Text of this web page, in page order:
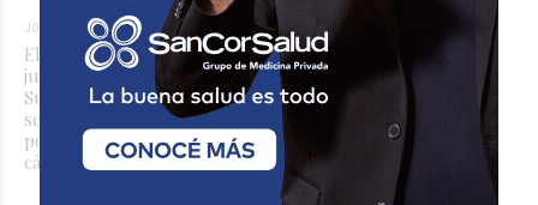
JORGE TRIBOULEY Policiales Hace 1 día
El nuevo episodio ocurrió durante la madrugada de este
jueves sobre la Ruta Nacional 34, en jurisdicción de
Susana. No hubo personas lesionadas. En menos de una
semana ya se registraron tres accidentes protagonizados
por camiones vinculados al transporte de productos
cárnicos.